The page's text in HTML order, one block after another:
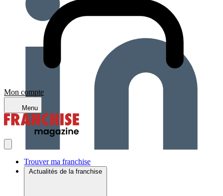
Mon compte
Menu
Trouver ma franchise
Actualités de la franchise